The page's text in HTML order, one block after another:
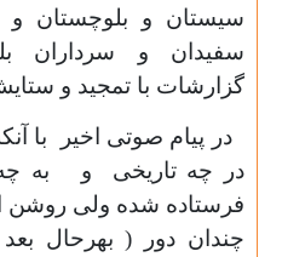
سیستان و بلوچستان
سفیدان و سرداران
گزارشات با تمجید و
در پیام صوتی اخیر با
در چه تاریخی و به چه
فرستاده شده ولی روشن
چندان دور ( بهرحال